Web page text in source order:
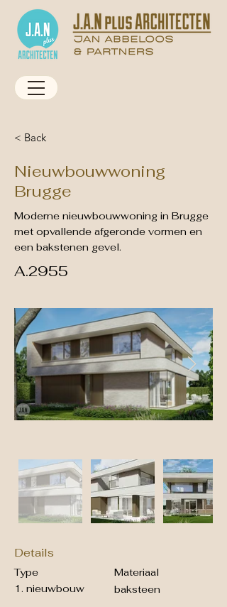
< Back
Nieuwbouwwoning
Brugge
Moderne nieuwbouwwoning in Brugge
met opvallende afgeronde vormen en
een bakstenen gevel.
A.2955
Details
Type
1. nieuwbouw
Materiaal
baksteen